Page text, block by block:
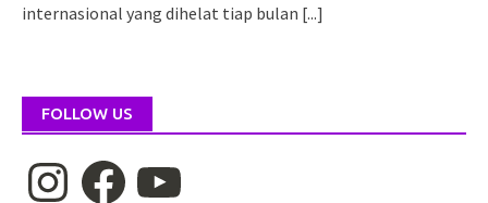
internasional yang dihelat tiap bulan [...]
FOLLOW US
InstagramFacebookYouTube